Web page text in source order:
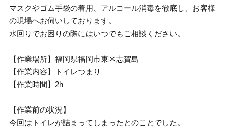
マスクやゴム手袋の着用、アルコール消毒を徹底し、お客様
の現場へお伺いしております。
水回りでお困りの際にはいつでもご相談ください。
【作業場所】福岡県福岡市東区志賀島
【作業内容】トイレつまり
【作業時間】2h
【作業前の状況】
今回はトイレが詰まってしまったとのことでした。